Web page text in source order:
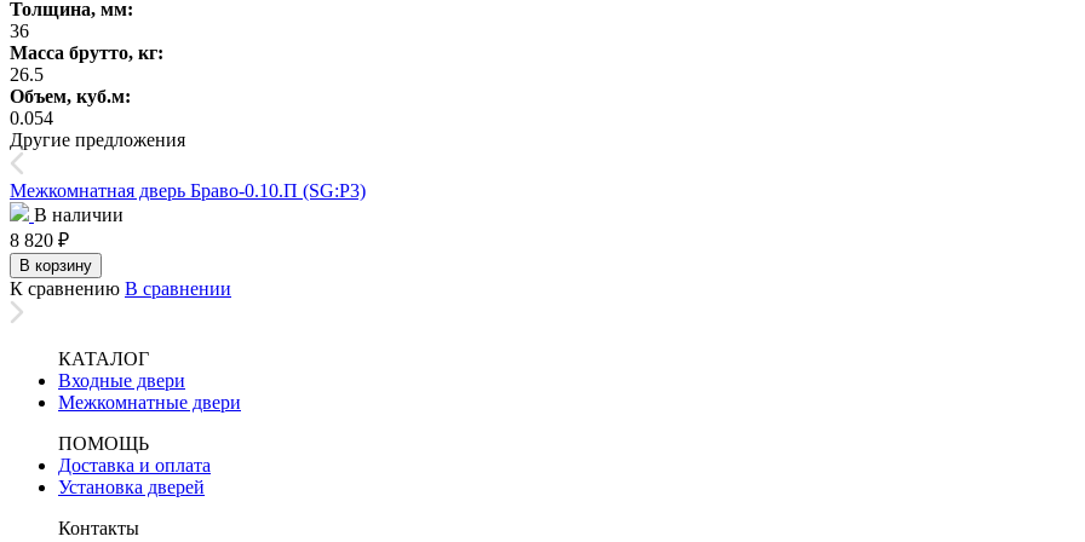
Толщина, мм:
36
Масса брутто, кг:
26.5
Объем, куб.м:
0.054
Другие предложения
Межкомнатная дверь Браво-0.10.П (SG:P3)
В наличии
8 820 ₽
В корзину
К сравнению В сравнении
КАТАЛОГ
Входные двери
Межкомнатные двери
ПОМОЩЬ
Доставка и оплата
Установка дверей
Контакты